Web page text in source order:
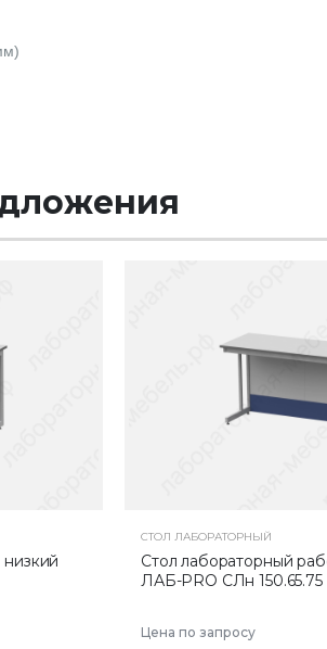
СТОЛ ЛАБОРАТОРНЫЙ
Стол лабораторный
ЛАБ-PRO CЛн 150.65.75
Цена по запросу